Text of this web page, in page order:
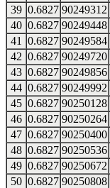
39 0.6827 90249312
40 0.6827 90249448
41
0.6827 90249584
42 0.6827 90249720
43 0.6827 90249856
44 0.6827 90249992
45 0.6827 90250128
46 0.6827 90250264
47 0.6827 90250400
48 0.6827 90250536
49 0.6827 90250672
50 0.6827 90250808